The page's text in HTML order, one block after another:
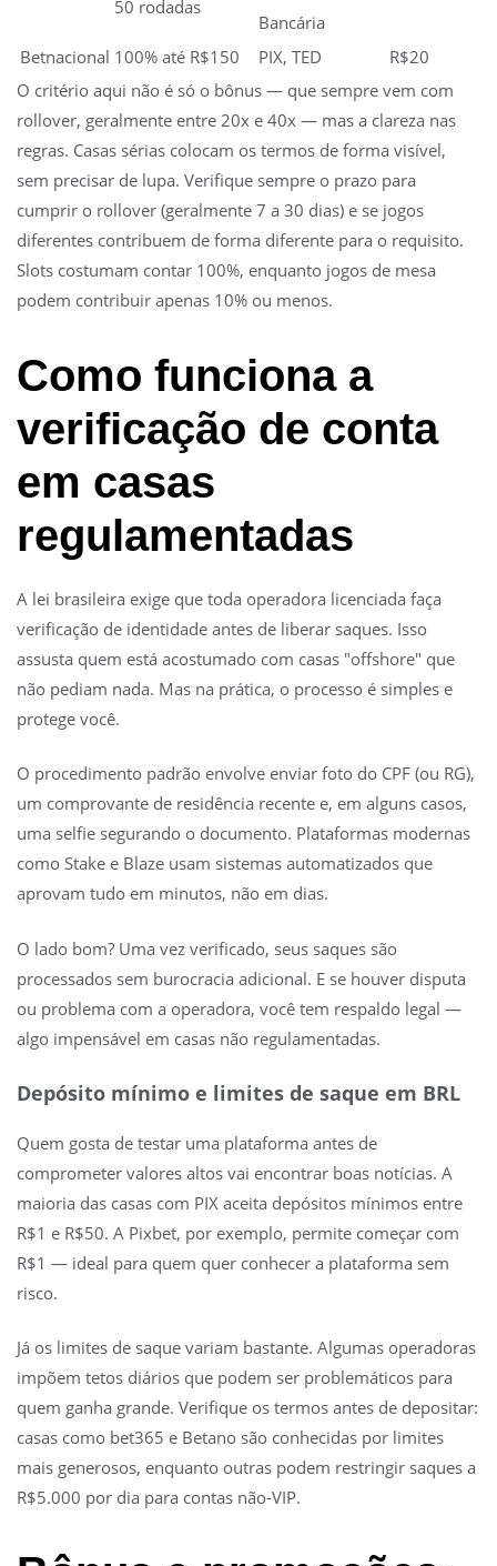
50 rodadas
Bancária
Betnacional 100% até R$150 PIX, TED
R$20
O critério aqui não é só o bônus — que sempre vem com
rollover, geralmente entre 20x e 40x — mas a clareza nas
regras. Casas sérias colocam os termos de forma visível,
sem precisar de lupa. Verifique sempre o prazo para
cumprir o rollover (geralmente 7 a 30 dias) e se jogos
diferentes contribuem de forma diferente para o requisito.
Slots costumam contar 100%, enquanto jogos de mesa
podem contribuir apenas 10% ou menos.
Como funciona a
verificação de conta
em casas
regulamentadas
A lei brasileira exige que toda operadora licenciada faça
verificação de identidade antes de liberar saques. Isso
assusta quem está acostumado com casas "offshore" que
não pediam nada. Mas na prática, o processo é simples e
protege você.
O procedimento padrão envolve enviar foto do CPF (ou RG),
um comprovante de residência recente e, em alguns casos,
uma selfie segurando o documento. Plataformas modernas
como Stake e Blaze usam sistemas automatizados que
aprovam tudo em minutos, não em dias.
O lado bom? Uma vez verificado, seus saques são
processados sem burocracia adicional. E se houver disputa
ou problema com a operadora, você tem respaldo legal —
algo impensável em casas não regulamentadas.
Depósito mínimo e limites de saque em BRL
Quem gosta de testar uma plataforma antes de
comprometer valores altos vai encontrar boas notícias. A
maioria das casas com PIX aceita depósitos mínimos entre
R$1 e R$50. A Pixbet, por exemplo, permite começar com
R$1 — ideal para quem quer conhecer a plataforma sem
risco.
Já os limites de saque variam bastante. Algumas operadoras
impõem tetos diários que podem ser problemáticos para
quem ganha grande. Verifique os termos antes de depositar:
casas como bet365 e Betano são conhecidas por limites
mais generosos, enquanto outras podem restringir saques a
R$5.000 por dia para contas não-VIP.